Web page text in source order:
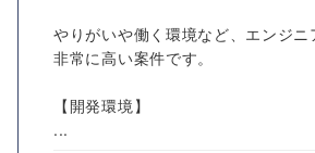
やりがいや働く環境など、エンジニ
非常に高い案件です。
【開発環境】
...